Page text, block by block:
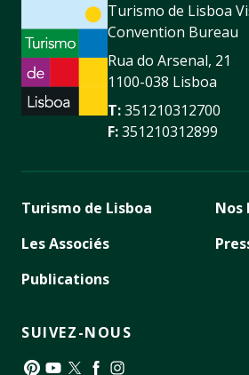
Turismo de Lisboa
Convention Bureau
Rua do Arsenal, 21
1100-038 Lisboa
T:351210312700
F:351210312899
Turismo de Lisboa
Les Associés
Publications
Nos
SUIVEZ-NOUS